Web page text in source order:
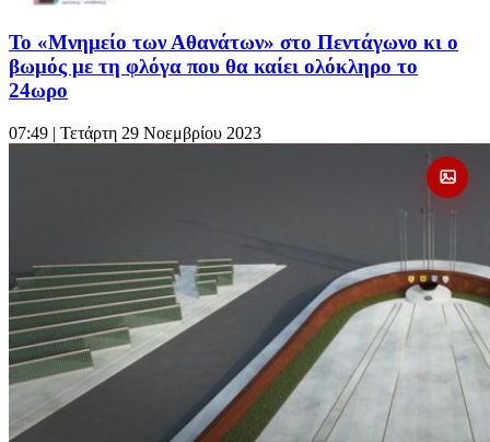
Το «Μνημείο των Αθανάτων» στο Πεντάγωνο κι ο
βωμός με τη φλόγα που θα καίει ολόκληρο το
24ωρο
07:49 | Τετάρτη 29 Νοεμβρίου 2023